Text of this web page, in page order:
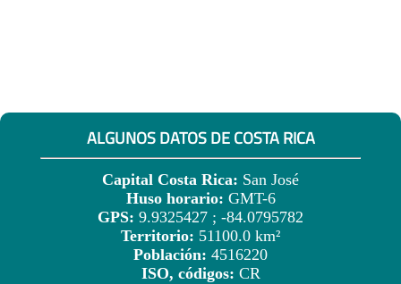
ALGUNOS DATOS DE COSTA RICA
Capital Costa Rica: San José
Huso horario: GMT-6
GPS: 9.9325427 ; -84.0795782
Territorio: 51100.0 km²
Población: 4516220
ISO, códigos: CR